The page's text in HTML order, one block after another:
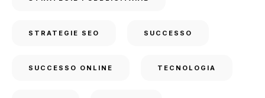
STRATEGIE SEO SUCCESSO
SUCCESSO ONLINE TECNOLOGIA